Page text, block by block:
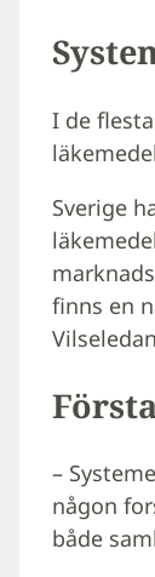
I de
Sverige
finns en
–
någon
både